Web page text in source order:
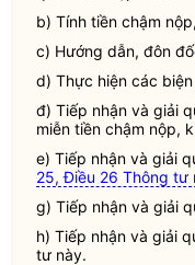
b) Tính tiền chậm
c) Hướng dẫn, đôn
d) Thực hiện các
đ) Tiếp nhận và giải
miễn tiền chậm nộp,
e) Tiếp nhận và giải
25, Điều 26 Thông tư
g) Tiếp nhận và giải
h) Tiếp nhận và giải
tư này.